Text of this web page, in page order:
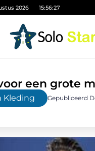
2026 15:56:28
een grote
Kleding Gepubliceerd